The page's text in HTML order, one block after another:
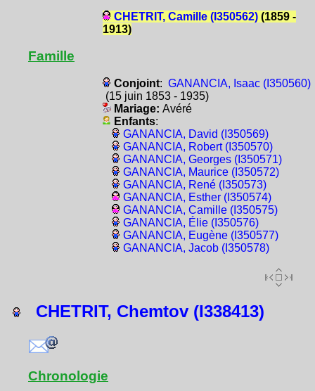
CHETRIT, Camille (I350562)(1859 -
1913)
Famille
Conjoint: GANANCIA, Isaac (I350560)
(15 juin 1853 - 1935)
Mariage: Avéré
Enfants:
GANANCIA, David (I350569)
GANANCIA, Robert (I350570)
GANANCIA, Georges (I350571)
GANANCIA, Maurice (I350572)
GANANCIA, René (I350573)
GANANCIA, Esther (I350574)
GANANCIA, Camille (I350575)
GANANCIA, Élie (I350576)
GANANCIA, Eugène (I350577)
GANANCIA, Jacob (I350578)
CHETRIT, Chemtov (I338413)
Chronologie